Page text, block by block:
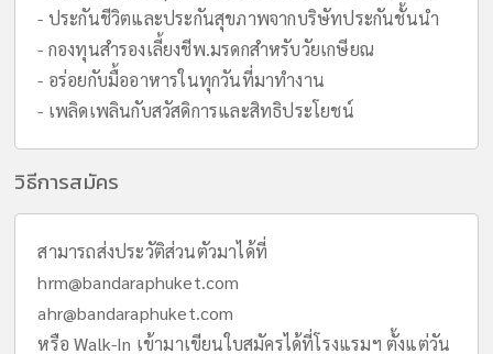
- ประกันชีวิตและประกันสุขภาพจากบริษัทประกันชั้นนำ
- กองทุนสำรองเลี้ยงชีพ.มรดกสำหรับวัยเกษียณ
- อร่อยกับมื้ออาหารในทุกวันที่มาทำงาน
- เพลิดเพลินกับสวัสดิการและสิทธิประโยชน์
วิธีการสมัคร
สามารถส่งประวัติส่วนตัวมาได้ที่
hrm@bandaraphuket.com
ahr@bandaraphuket.com
หรือ Walk-In เข้ามาเขียนใบสมัครได้ที่โรงแรมฯ ตั้งแต่วัน